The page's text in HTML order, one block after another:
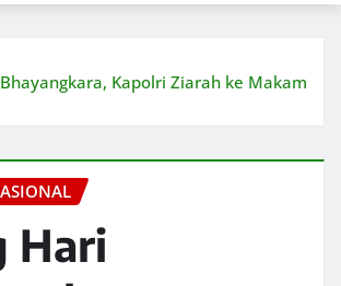
Kapolri Ziarah ke Makam
Hari